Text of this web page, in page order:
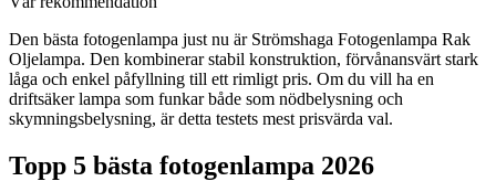
Den bästa fotogenlampa just nu är Strömshaga Fotogenlampa Rak
Oljelampa. Den kombinerar stabil konstruktion, förvånansvärt stark
låga och enkel påfyllning till ett rimligt pris. Om du vill ha en
driftsäker lampa som funkar både som nödbelysning och
skymningsbelysning, är detta testets mest prisvärda val.
Topp 5 bästa fotogenlampa 2026